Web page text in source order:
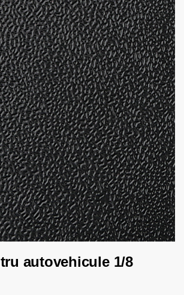
autovehicule 1/8